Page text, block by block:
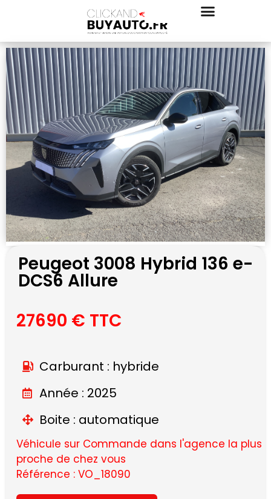
Peugeot 3008 Hybrid 136 e-
DCS6 Allure
27690 € TTC
Carburant : hybride
Année : 2025
Boite : automatique
Véhicule sur Commande dans l'agence la plus
proche de chez vous
Référence : VO_18090